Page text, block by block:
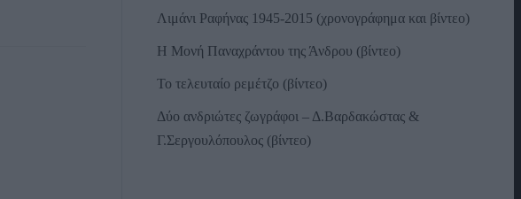
Λιμάνι Ραφήνας 1945-2015 (χρονογράφημα και βίντεο)
Η Μονή Παναχράντου της Άνδρου (βίντεο)
Το τελευταίο ρεμέτζο (βίντεο)
Δύο ανδριώτες ζωγράφοι – Δ.Βαρδακώστας &
Γ.Σεργουλόπουλος (βίντεο)